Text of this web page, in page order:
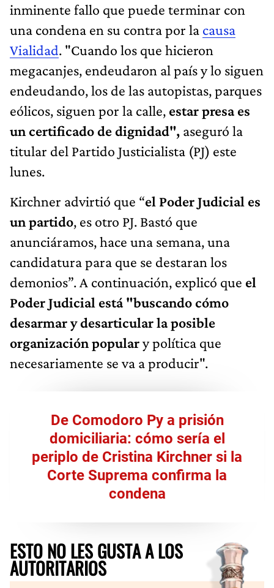
inminente fallo que puede terminar con
una condena en su contra por la causa
Vialidad. "Cuando los que hicieron
megacanjes, endeudaron al país y lo siguen
endeudando, los de las autopistas, parques
eólicos, siguen por la calle, estar presa es
un certificado de dignidad", aseguró la
titular del Partido Justicialista (PJ) este
lunes.
Kirchner advirtió que “el Poder Judicial es
un partido, es otro PJ. Bastó que
anunciáramos, hace una semana, una
candidatura para que se destaran los
demonios”. A continuación, explicó que el
Poder Judicial está "buscando cómo
desarmar y desarticular la posible
organización populary política que
necesariamente se va a producir".
De Comodoro Py a prisión
domiciliaria: cómo sería el
periplo de Cristina Kirchner si la
Corte Suprema confirma la
condena
ESTO NO LES GUSTA A LOS
AUTORITARIOS